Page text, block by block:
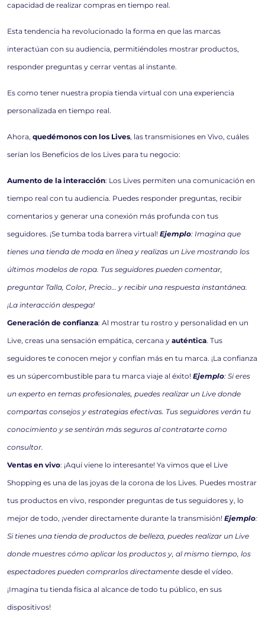
capacidad de realizar compras en tiempo real.
Esta tendencia ha revolucionado la forma en que las marcas
interactúan con su audiencia, permitiéndoles mostrar productos,
responder preguntas y cerrar ventas al instante.
Es como tener nuestra propia tienda virtual con una experiencia
personalizada en tiempo real.
Ahora, quedémonos con los Lives, las transmisiones en Vivo, cuáles
serían los Beneficios de los Lives para tu negocio:
Aumento de la interacción: Los Lives permiten una comunicación en
tiempo real con tu audiencia. Puedes responder preguntas, recibir
comentarios y generar una conexión más profunda con tus
seguidores. ¡Se tumba toda barrera virtual! Ejemplo: Imagina que
tienes una tienda de moda en línea y realizas un Live mostrando los
últimos modelos de ropa. Tus seguidores pueden comentar,
preguntar Talla, Color, Precio… y recibir una respuesta instantánea.
¡La interacción despega!
Generación de confianza: Al mostrar tu rostro y personalidad en un
Live, creas una sensación empática, cercana y auténtica. Tus
seguidores te conocen mejor y confían más en tu marca. ¡La confianza
es un súpercombustible para tu marca viaje al éxito! Ejemplo: Si eres
un experto en temas profesionales, puedes realizar un Live donde
compartas consejos y estrategias efectivas. Tus seguidores verán tu
conocimiento y se sentirán más seguros al contratarte como
consultor.
Ventas en vivo: ¡Aquí viene lo interesante! Ya vimos que el Live
Shopping es una de las joyas de la corona de los Lives. Puedes mostrar
tus productos en vivo, responder preguntas de tus seguidores y, lo
mejor de todo, ¡vender directamente durante la transmisión! Ejemplo:
Si tienes una tienda de productos de belleza, puedes realizar un Live
donde muestres cómo aplicar los productos y, al mismo tiempo, los
espectadores pueden comprarlos directamente desde el vídeo.
¡Imagina tu tienda física al alcance de todo tu público, en sus
dispositivos!